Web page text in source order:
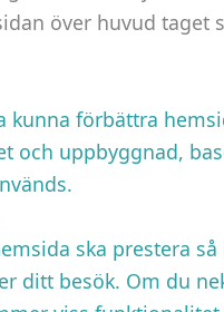
över huvud taget
kunna förbättra
och uppbyggnad,
ska prestera
ditt besök. Om du